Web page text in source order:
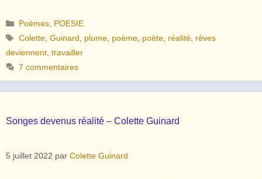
Catégories
Poèmes POESIE
Étiquettes
Colette ,Guinard plume poème poète réalité rêves
deviennent travailler
7 commentaires
Songes devenus réalité – Colette Guinard
5 juillet 2022 par Colette Guinard